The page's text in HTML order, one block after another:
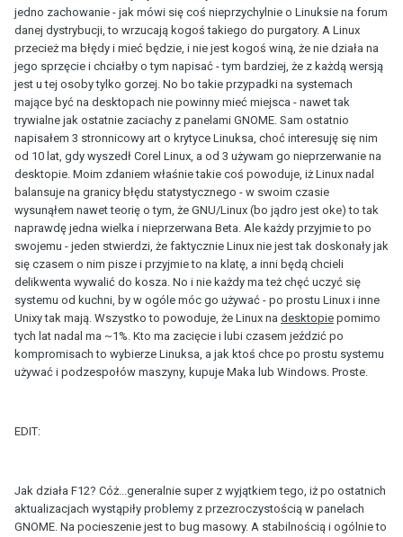
jedno zachowanie - jak mówi się coś nieprzychylnie o Linuksie na forum
danej dystrybucji, to wrzucają kogoś takiego do purgatory. A Linux
przecież ma błędy i mieć będzie, i nie jest kogoś winą, że nie działa na
jego sprzęcie i chciałby o tym napisać - tym bardziej, że z każdą wersją
jest u tej osoby tylko gorzej. No bo takie przypadki na systemach
mające być na desktopach nie powinny mieć miejsca - nawet tak
trywialne jak ostatnie zaciachy z panelami GNOME. Sam ostatnio
napisałem 3 stronnicowy art o krytyce Linuksa, choć interesuję się nim
od 10 lat, gdy wyszedł Corel Linux, a od 3 używam go nieprzerwanie na
desktopie. Moim zdaniem właśnie takie coś powoduje, iż Linux nadal
balansuje na granicy błędu statystycznego - w swoim czasie
wysunąłem nawet teorię o tym, że GNU/Linux (bo jądro jest oke) to tak
naprawdę jedna wielka i nieprzerwana Beta. Ale każdy przyjmie to po
swojemu - jeden stwierdzi, że faktycznie Linux nie jest tak doskonały jak
się czasem o nim pisze i przyjmie to na klatę, a inni będą chcieli
delikwenta wywalić do kosza. No i nie każdy ma też chęć uczyć się
systemu od kuchni, by w ogóle móc go używać - po prostu Linux i inne
Unixy tak mają. Wszystko to powoduje, że Linux na desktopie pomimo
tych lat nadal ma ~1%. Kto ma zacięcie i lubi czasem jeździć po
kompromisach to wybierze Linuksa, a jak ktoś chce po prostu systemu
używać i podzespołów maszyny, kupuje Maka lub Windows. Proste.
EDIT:
Jak działa F12? Cóż...generalnie super z wyjątkiem tego, iż po ostatnich
aktualizacjach wystąpiły problemy z przezroczystością w panelach
GNOME. Na pocieszenie jest to bug masowy. A stabilnością i ogólnie to